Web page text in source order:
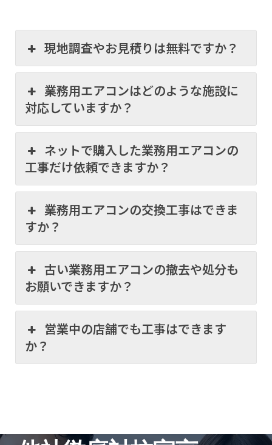
現地調査やお見積りは無料ですか？
業務用エアコンはどのような施設に
対応していますか？
ネットで購入した業務用エアコンの
工事だけ依頼できますか？
業務用エアコンの交換工事はできま
すか？
古い業務用エアコンの撤去や処分も
お願いできますか？
営業中の店舗でも工事はできます
か？